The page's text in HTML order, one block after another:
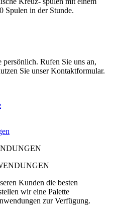
Spulen in der Stunde.
persönlich. Rufen Sie uns an,
Sie unser Kontaktformular.
Kunden die besten
wir eine Palette
zur Verfügung.